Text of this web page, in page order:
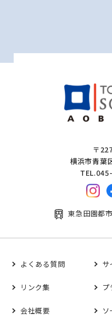
〒
横浜市青葉
東急田園都
よくある質問 サ
リンク集 プ
会社概要